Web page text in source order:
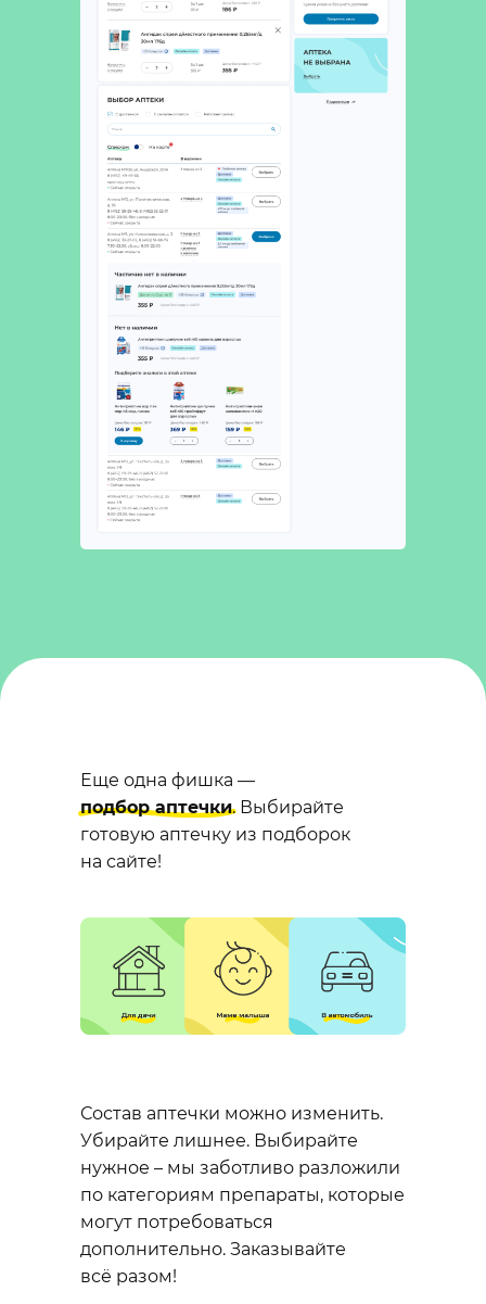
Еще одна фишка —
подбор аптечки. Выбирайте
готовую аптечку из подборок
на сайте!
Состав аптечки можно изменить.
Убирайте лишнее. Выбирайте
нужное – мы заботливо разложили
по категориям препараты, которые
могут потребоваться
дополнительно. Заказывайте
всё разом!